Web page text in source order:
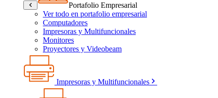
Portafolio Empresarial
Ver todo en portafolio empresarial
Computadores
Impresoras y Multifuncionales
Monitores
Proyectores y Videobeam
Impresoras y Multifuncionales